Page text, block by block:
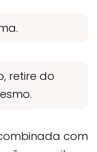
retire do
com